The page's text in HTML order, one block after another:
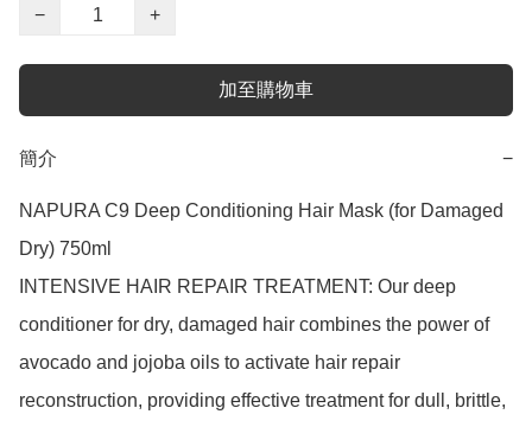
−
+
加至購物車
簡介 −
NAPURA C9 Deep Conditioning Hair Mask (for Damaged
Dry) 750ml
INTENSIVE HAIR REPAIR TREATMENT: Our deep
conditioner for dry, damaged hair combines the power of
avocado and jojoba oils to activate hair repair
reconstruction, providing effective treatment for dull, brittle,